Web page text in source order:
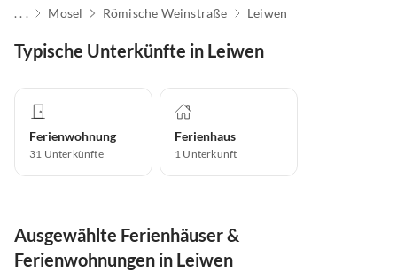
. . . Mosel Römische Weinstraße Leiwen
Typische Unterkünfte in Leiwen
Ferienwohnung
31 Unterkünfte
Ferienhaus
1 Unterkunft
Ausgewählte Ferienhäuser &
Ferienwohnungen in Leiwen